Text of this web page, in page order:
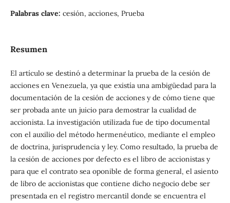
Palabras clave: cesión, acciones, Prueba
Resumen
El artículo se destinó a determinar la prueba de la cesión de
acciones en Venezuela, ya que existía una ambigüedad para la
documentación de la cesión de acciones y de cómo tiene que
ser probada ante un juicio para demostrar la cualidad de
accionista. La investigación utilizada fue de tipo documental
con el auxilio del método hermenéutico, mediante el empleo
de doctrina, jurisprudencia y ley. Como resultado, la prueba de
la cesión de acciones por defecto es el libro de accionistas y
para que el contrato sea oponible de forma general, el asiento
de libro de accionistas que contiene dicho negocio debe ser
presentada en el registro mercantil donde se encuentra el